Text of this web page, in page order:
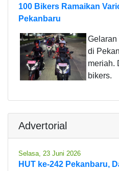
100 Bikers Ramaikan
Pekanbaru
Gelaran
di
meriah.
bikers.
Advertorial
Selasa, 23 Juni 2026
HUT ke-242 Pekanbaru,